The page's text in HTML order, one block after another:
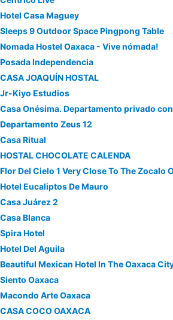
Hotel Casa Maguey
Sleeps 9 Outdoor Space Pingpong Table
Nomada Hostel Oaxaca - Vive nómada!
Posada Independencia
CASA JOAQUÍN HOSTAL
Jr-Kiyo Estudios
Departamento Zeus 12
Casa Ritual
HOSTAL CHOCOLATE CALENDA
Hotel Eucaliptos De Mauro
Casa Juárez 2
Casa Blanca
Spira Hotel
Hotel Del Aguila
Siento Oaxaca
Macondo Arte Oaxaca
CASA COCO OAXACA